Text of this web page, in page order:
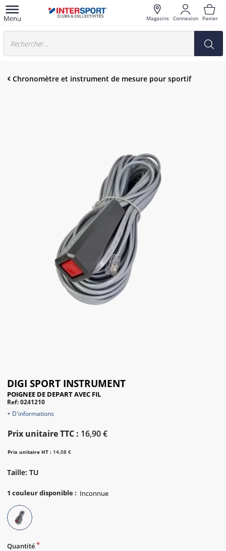
Magasins Connexion Panier
Chronomètre et instrument de mesure pour sportif
DIGI SPORT INSTRUMENT
POIGNEE DE DEPART AVEC FIL
Ref: 0241210
+ D'informations
Prix unitaire TTC : 16,90 €
Prix unitaire HT : 14,08 €
Taille: TU
1 couleur disponible:
Quantité